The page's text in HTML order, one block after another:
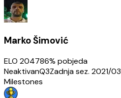
Marko Šimović
ELO 204786% pobjeda
NeaktivanQ3Zadnja sez. 2021/03
Milestones